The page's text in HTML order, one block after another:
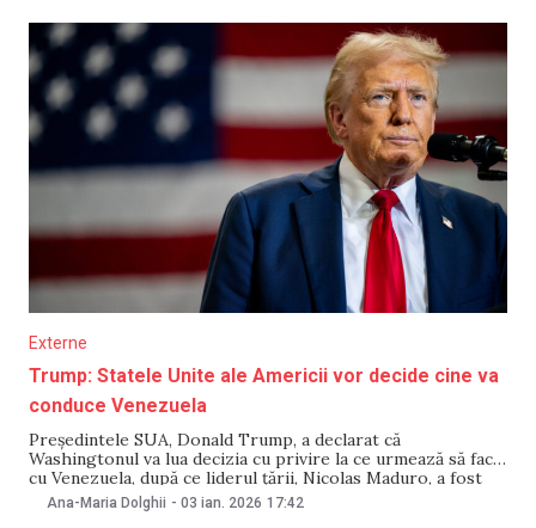
menționat că scopul acesteia ar
Externe
Trump: Statele Unite ale Americii vor decide cine va
conduce Venezuela
Președintele SUA, Donald Trump, a declarat că
Washingtonul va lua decizia cu privire la ce urmează să facă
cu Venezuela, după ce liderul țării, Nicolas Maduro, a fost
capturat de Statele Unite ale Americii. Afirmația a fost
făcută în cadrul unui interviu pentru televiziunea Fox News
Ana-Maria Dolghii - 03 ian. 2026 17:42